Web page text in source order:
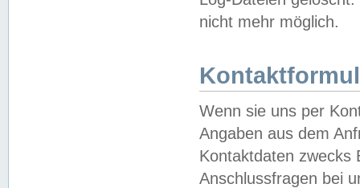
nicht mehr möglich.
Wenn sie uns per
Angaben aus dem
Kontaktdaten zwecks
Anschlussfragen bei